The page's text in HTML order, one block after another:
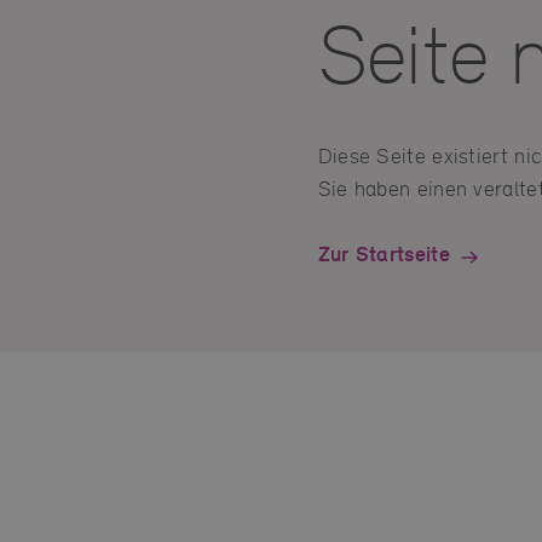
Seite
Diese Seite existiert
Sie haben einen
Zur Startseite